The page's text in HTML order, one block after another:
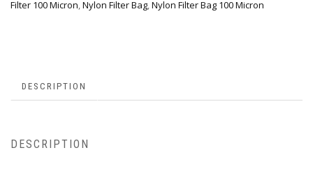
Filter 100 Micron,Nylon Filter Bag,Nylon Filter Bag 100 Micron
DESCRIPTION
DESCRIPTION